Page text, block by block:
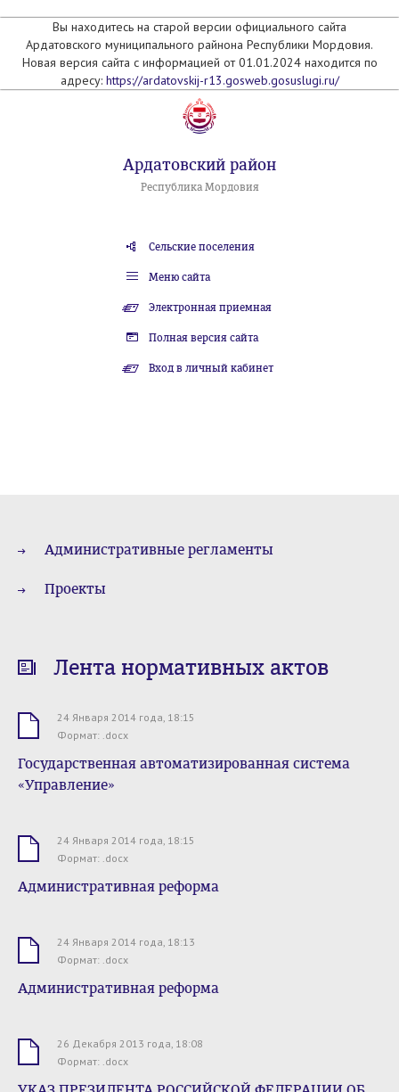
Вы находитесь на старой версии официального сайта
Ардатовского муниципального райнона Республики Мордовия.
Новая версия сайта с информацией от 01.01.2024 находится по
адресу: https://ardatovskij-r13.gosweb.gosuslugi.ru/
Ардатовский район
Республика Мордовия
Сельские поселения
Меню сайта
Электронная приемная
Полная версия сайта
Вход в личный кабинет
Административные регламенты
Проекты
Лента нормативных актов
24 Января 2014 года, 18:15
Формат: .docx
Государственная автоматизированная система
«Управление»
24 Января 2014 года, 18:15
Формат: .docx
Административная реформа
24 Января 2014 года, 18:13
Формат: .docx
Административная реформа
26 Декабря 2013 года, 18:08
Формат: .docx